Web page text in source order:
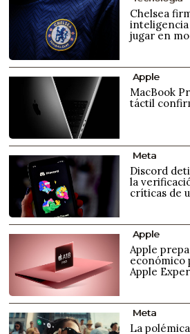
Chelsea
jugar en
Apple
MacBook
táctil
Meta
Discord
la
críticas de
Apple
Apple
económico
Apple
Meta
La